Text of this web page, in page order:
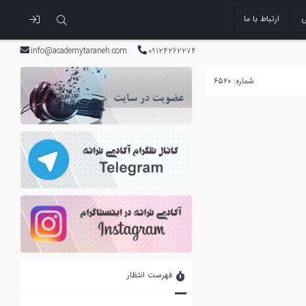
ارتباط با ما
09124262274
info@academytaraneh.com
شماره: ۶۵۲۰
فهرست انتظار